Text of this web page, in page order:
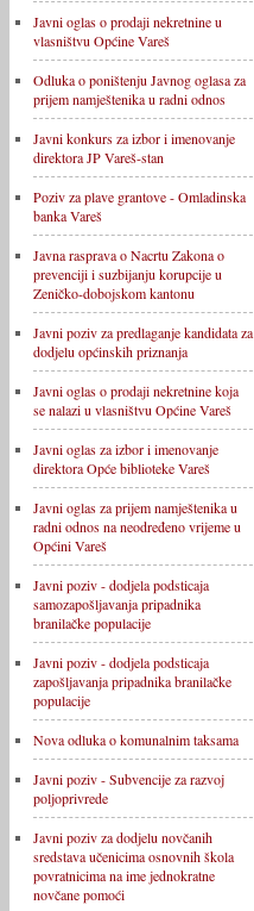
Javni oglas o prodaji nekretnine u
vlasništvu Općine Vareš
Odluka o poništenju Javnog oglasa za
prijem namještenika u radni odnos
Javni konkurs za izbor i imenovanje
direktora JP Vareš-stan
Poziv za plave grantove - Omladinska
banka Vareš
Javna rasprava o Nacrtu Zakona o
prevenciji i suzbijanju korupcije u
Zeničko-dobojskom kantonu
Javni poziv za predlaganje kandidata za
dodjelu općinskih priznanja
Javni oglas o prodaji nekretnine koja
se nalazi u vlasništvu Općine Vareš
Javni oglas za izbor i imenovanje
direktora Opće biblioteke Vareš
Javni oglas za prijem namještenika u
radni odnos na neodređeno vrijeme u
Općini Vareš
Javni poziv - dodjela podsticaja
samozapošljavanja pripadnika
branilačke populacije
Javni poziv - dodjela podsticaja
zapošljavanja pripadnika branilačke
populacije
Nova odluka o komunalnim taksama
Javni poziv - Subvencije za razvoj
poljoprivrede
Javni poziv za dodjelu novčanih
sredstava učenicima osnovnih škola
povratnicima na ime jednokratne
novčane pomoći